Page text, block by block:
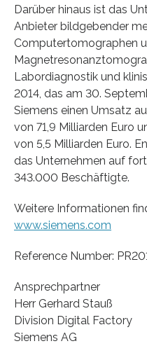
Darüber hinaus ist das
Anbieter bildgebender
Computertomographen
Labordiagnostik und
2014, das am 30.
Siemens einen Umsatz
von 71,9 Milliarden Euro
von 5,5 Milliarden Euro.
das Unternehmen auf
343.000 Beschäftigte.
Weitere Informationen
www.siemens.com
Reference Number:
Ansprechpartner
Herr Gerhard Stauß
Division Digital Factory
Siemens AG